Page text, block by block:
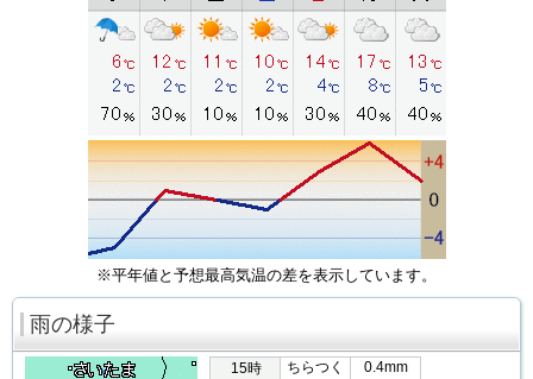
※平年値と予想最高気温の差を表示しています。
雨の様子
15時 ちらつく
0.4mm